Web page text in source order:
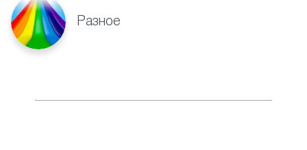
Разное